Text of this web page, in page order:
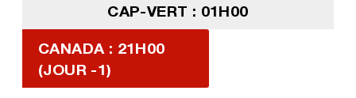
CAP-VERT : 01H00
CANADA : 21H00
(JOUR -1)